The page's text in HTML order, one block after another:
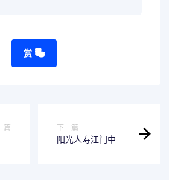
赏
篇
”
下一篇
阳光人寿江门中支